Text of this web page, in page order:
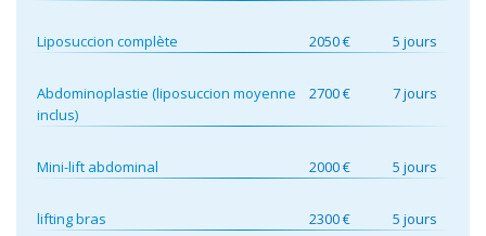
Liposuccion complète 2050 € 5 jours
Abdominoplastie (liposuccion moyenne
inclus)
2700 € 7 jours
Mini-lift abdominal 2000 € 5 jours
lifting bras 2300 € 5 jours